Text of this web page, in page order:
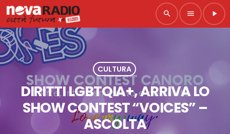
search menu play_arrow
CULTURA
DIRITTI LGBTQIA+, ARRIVA LO
SHOW CONTEST “VOICES” –
ASCOLTA